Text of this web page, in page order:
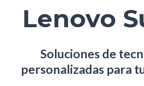
Lenovo
Soluciones de
personalizadas para